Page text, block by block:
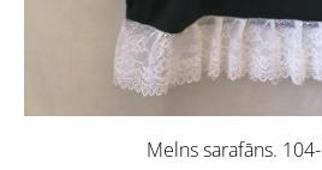
Melns sarafāns.